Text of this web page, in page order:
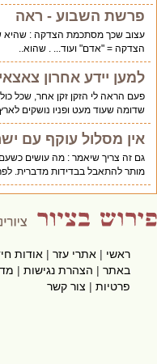
פרשת השבוע - ראה
עצוב שכך מסתכמת הצדקה : שהיא
הצדקה = "אדם" ועוד... . שהוא..
למען יידע אחרון
פעם הראה לי הזקן זקן אחר, שכל
שדומה שעוד מעט ופניו נושקים לארץ.
אין מסלול עוקף עם
גם זה צריך שיאמר : מה עושים כשעם
מותר להתאבל בבדידות מדברית.
ראשי|אתרי עזר|אודות
באתר|הצהרת נגישות|
פרטיות|צור קשר